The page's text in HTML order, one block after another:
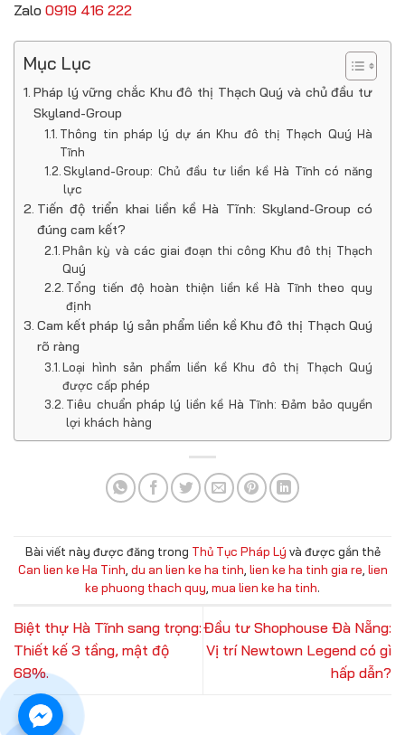
Zalo 0919 416 222
Mục Lục
Pháp lý vững chắc Khu đô thị Thạch Quý và chủ đầu tư
Skyland-Group
Thông tin pháp lý dự án Khu đô thị Thạch Quý Hà
Tĩnh
Skyland-Group: Chủ đầu tư liền kề Hà Tĩnh có năng
lực
Tiến độ triển khai liền kề Hà Tĩnh: Skyland-Group có
đúng cam kết?
Phân kỳ và các giai đoạn thi công Khu đô thị Thạch
Quý
Tổng tiến độ hoàn thiện liền kề Hà Tĩnh theo quy
định
Cam kết pháp lý sản phẩm liền kề Khu đô thị Thạch Quý
rõ ràng
Loại hình sản phẩm liền kề Khu đô thị Thạch Quý
được cấp phép
Tiêu chuẩn pháp lý liền kề Hà Tĩnh: Đảm bảo quyền
lợi khách hàng
Bài viết này được đăng trong Thủ Tục Pháp Lý và được gắn thẻ
Can lien ke Ha Tinh, du an lien ke ha tinh, lien ke ha tinh gia re, lien
ke phuong thach quy, mua lien ke ha tinh.
Biệt thự Hà Tĩnh sang trọng:
Thiết kế 3 tầng, mật độ
68%.
Đầu tư Shophouse Đà Nẵng:
Vị trí Newtown Legend có gì
hấp dẫn?